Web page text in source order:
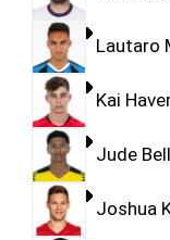
Lautaro
Kai
Jude
Joshua